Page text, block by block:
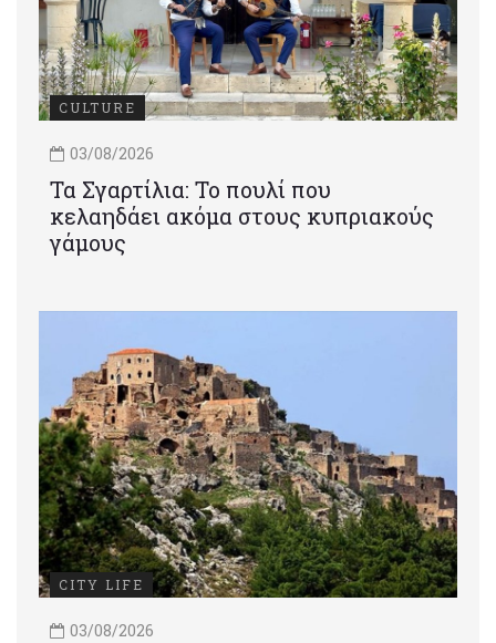
CULTURE
03/08/2026
Τα Σγαρτίλια: Το πουλί που
κελαηδάει ακόμα στους κυπριακούς
γάμους
CITY LIFE
03/08/2026